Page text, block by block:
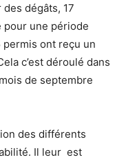
des dégâts, 17
une période
permis ont reçu un
c’est déroulé dans
de septembre
des différents
Il leur est